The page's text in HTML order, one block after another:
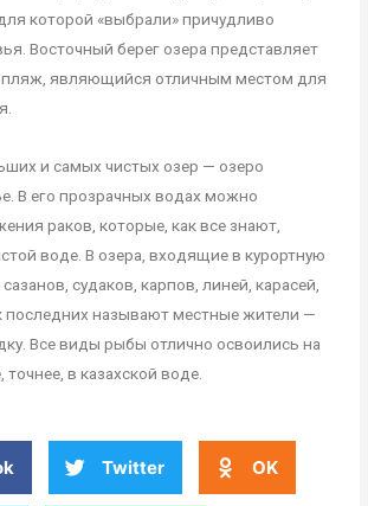
которой «выбрали» причудливо
Восточный берег озера представляет
пляж, являющийся отличным местом для
и самых чистых озер — озеро
В его прозрачных водах можно
раков, которые, как все знают,
воде. В озера, входящие в курортную
судаков, карпов, линей, карасей,
последних называют местные жители —
Все виды рыбы отлично освоились на
точнее, в казахской воде.
Twitter OK